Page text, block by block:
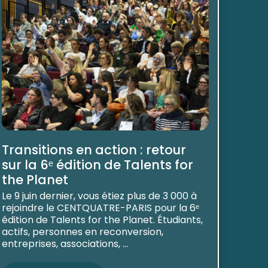
Transitions en action : retour
sur la 6ᵉ édition de Talents for
the Planet
Le 9 juin dernier, vous étiez plus de 3 000 à
rejoindre le CENTQUATRE-PARIS pour la 6ᵉ
édition de Talents for the Planet. Étudiants,
actifs, personnes en reconversion,
entreprises, associations, ...